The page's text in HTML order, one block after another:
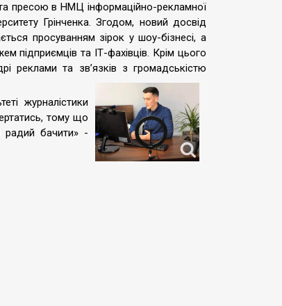
пресою в НМЦ інформаційно-рекламної
Грінченка. Згодом, новий досвід
просуванням зірок у шоу-бізнесі, а
підприємців та ІТ-фахівців. Крім цього
реклами та зв’язків з громадськістю
журналістики
тому що
бачити» -